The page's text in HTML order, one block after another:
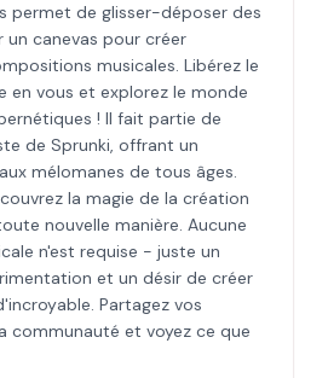
permet de glisser-déposer des
un canevas pour créer
musicales. Libérez le
en vous et explorez le monde
! Il fait partie de
de Sprunki, offrant un
mélomanes de tous âges.
la magie de la création
nouvelle manière. Aucune
n'est requise - juste un
et un désir de créer
Partagez vos
communauté et voyez ce que